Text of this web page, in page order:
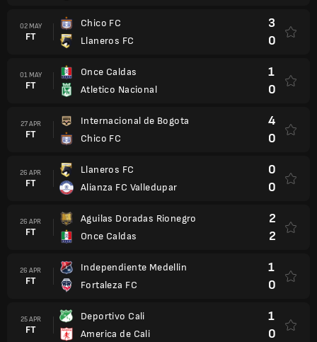
02 MAY
FT
Chico FC
Llaneros FC
3
0
01 MAY
FT
Once Caldas
Atletico Nacional
1
0
27 APR
FT
Internacional de Bogota
Chico FC
4
0
26 APR
FT
Llaneros FC
Alianza FC Valledupar
0
0
26 APR
FT
Aguilas Doradas Rionegro
Once Caldas
2
2
26 APR
FT
Independiente Medellin
Fortaleza FC
1
0
25 APR
FT
Deportivo Cali
America de Cali
1
0